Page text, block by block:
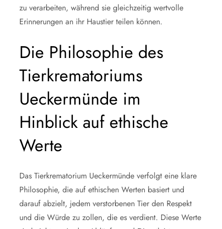
zu verarbeiten, während sie gleichzeitig wertvolle
Erinnerungen an ihr Haustier teilen können.
Die Philosophie des
Tierkrematoriums
Ueckermünde im
Hinblick auf ethische
Werte
Das Tierkrematorium Ueckermünde verfolgt eine klare
Philosophie, die auf ethischen Werten basiert und
darauf abzielt, jedem verstorbenen Tier den Respekt
und die Würde zu zollen, die es verdient. Diese Werte